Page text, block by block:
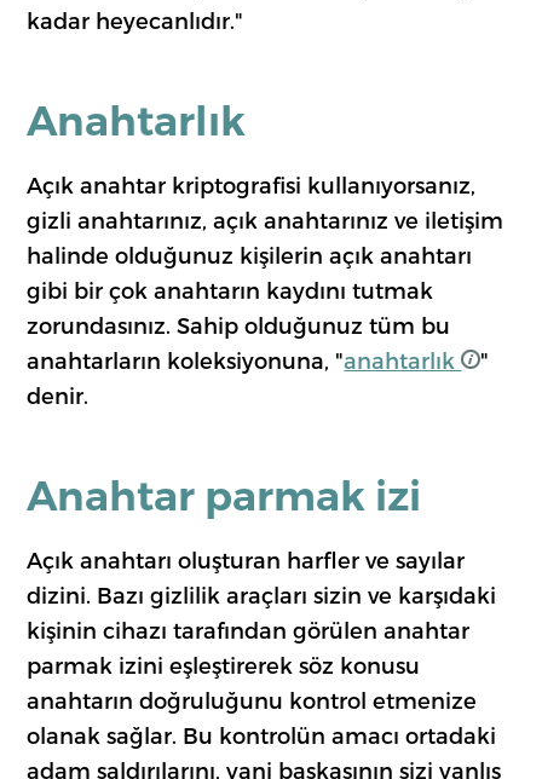
kadar heyecanlıdır."
Anahtarlık
Açık anahtar kriptografisi kullanıyorsanız,
gizli anahtarınız, açık anahtarınız ve iletişim
halinde olduğunuz kişilerin açık anahtarı
gibi bir çok anahtarın kaydını tutmak
zorundasınız. Sahip olduğunuz tüm bu
anahtarların koleksiyonuna, "anahtarlık
"
denir.
Anahtar parmak izi
Açık anahtarı oluşturan harfler ve sayılar
dizini. Bazı gizlilik araçları sizin ve karşıdaki
kişinin cihazı tarafından görülen anahtar
parmak izini eşleştirerek söz konusu
anahtarın doğruluğunu kontrol etmenize
olanak sağlar. Bu kontrolün amacı ortadaki
adam saldırılarını, yani başkasının sizi yanlış